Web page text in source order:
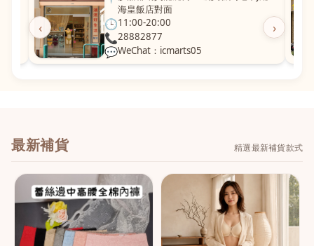
‹ ›
海皇飯店對面
🕒11:00-20:00
📞28882877
💬WeChat：icmarts05
最新補貨 精選最新補貨款式